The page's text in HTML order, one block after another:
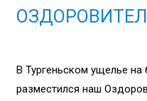
В Тургеньском ущелье на
разместился наш